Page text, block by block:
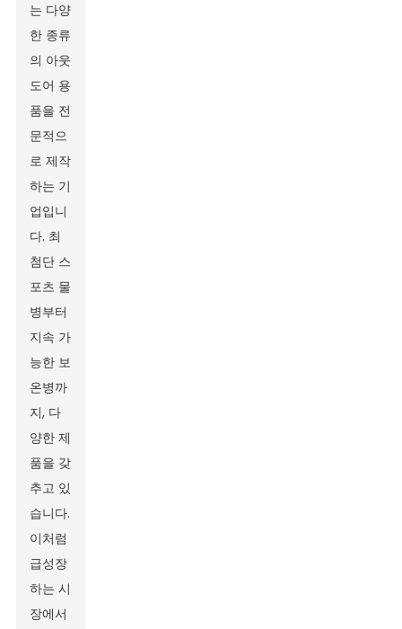
는 다양
한 종류
의 아웃
도어 용
품을 전
문적으
로 제작
하는 기
업입니
다. 최
첨단 스
포츠 물
병부터
지속 가
능한 보
온병까
지, 다
양한 제
품을 갖
추고 있
습니다.
이처럼
급성장
하는 시
장에서